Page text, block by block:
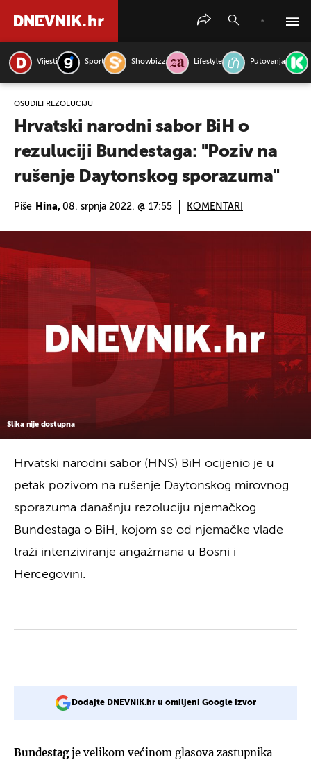
Vijesti Sport Showbizz Lifestyle Putovanja
OSUDILI REZOLUCIJU
Hrvatski narodni sabor BiH o
rezuluciji Bundestaga: "Poziv na
rušenje Daytonskog sporazuma"
Piše Hina, 08. srpnja 2022. @ 17:55 KOMENTARI
Slika nije dostupna
Hrvatski narodni sabor (HNS) BiH ocijenio je u
petak pozivom na rušenje Daytonskog mirovnog
sporazuma današnju rezoluciju njemačkog
Bundestaga o BiH, kojom se od njemačke vlade
traži intenziviranje angažmana u Bosni i
Hercegovini.
Dodajte DNEVNIK.hr u omiljeni Google izvor
Bundestagje velikom većinom glasova zastupnika
PRETRAŽITE VIJESTI